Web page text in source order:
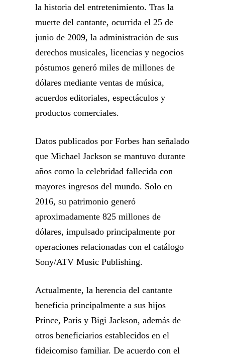
la historia del entretenimiento. Tras la
muerte del cantante, ocurrida el 25 de
junio de 2009, la administración de sus
derechos musicales, licencias y negocios
póstumos generó miles de millones de
dólares mediante ventas de música,
acuerdos editoriales, espectáculos y
productos comerciales.
Datos publicados por Forbes han señalado
que Michael Jackson se mantuvo durante
años como la celebridad fallecida con
mayores ingresos del mundo. Solo en
2016, su patrimonio generó
aproximadamente 825 millones de
dólares, impulsado principalmente por
operaciones relacionadas con el catálogo
Sony/ATV Music Publishing.
Actualmente, la herencia del cantante
beneficia principalmente a sus hijos
Prince, Paris y Bigi Jackson, además de
otros beneficiarios establecidos en el
fideicomiso familiar. De acuerdo con el